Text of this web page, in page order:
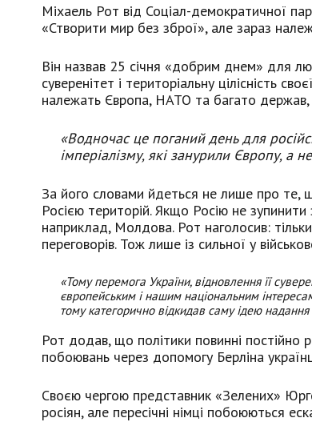
Міхаель Рот від Соціал-демократичної
«Створити мир без зброї», але зараз
Він назвав 25 січня «добрим днем» для
суверенітет і територіальну цілісність
належать Європа, НАТО та багато держав,
«Водночас це поганий день для
імперіалізму, які занурили Європу, а
За його словами йдеться не лише про те,
Росією територій. Якщо Росію не зупинити
наприклад, Молдова. Рот наголосив:
переговорів. Тож лише із сильної у
«Тому перемога України, відновлення її
європейським і нашим національним
тому категорично відкидав саму ідею надання
Рот додав, що політики повинні постійно
побоювань через допомогу Берліна
Своєю чергою представник «Зелених»
росіян, але пересічні німці побоюються